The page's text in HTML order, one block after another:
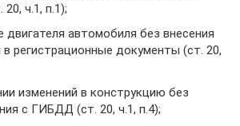
20, ч.1, п.1);
двигателя автомобиля без внесения
в регистрационные документы (ст. 20,
изменений в конструкцию без
с ГИБДД (ст. 20, ч.1, п.4);